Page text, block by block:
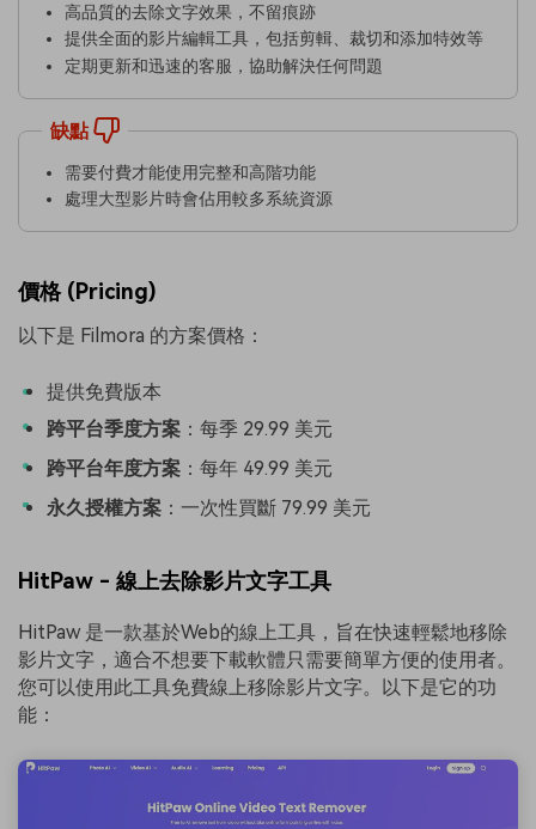
高品質的去除文字效果，不留痕跡
提供全面的影片編輯工具，包括剪輯、裁切和添加特效等
定期更新和迅速的客服，協助解決任何問題
缺點
需要付費才能使用完整和高階功能
處理大型影片時會佔用較多系統資源
價格 (Pricing)
以下是 Filmora 的方案價格：
提供免費版本
跨平台季度方案 ：每季 29.99 美元
跨平台年度方案 ：每年 49.99 美元
永久授權方案 ：一次性買斷 79.99 美元
HitPaw - 線上去除影片文字工具
HitPaw 是一款基於Web的線上工具，旨在快速輕鬆地移除
影片文字，適合不想要下載軟體只需要簡單方便的使用者。
您可以使用此工具免費線上移除影片文字。以下是它的功
能：